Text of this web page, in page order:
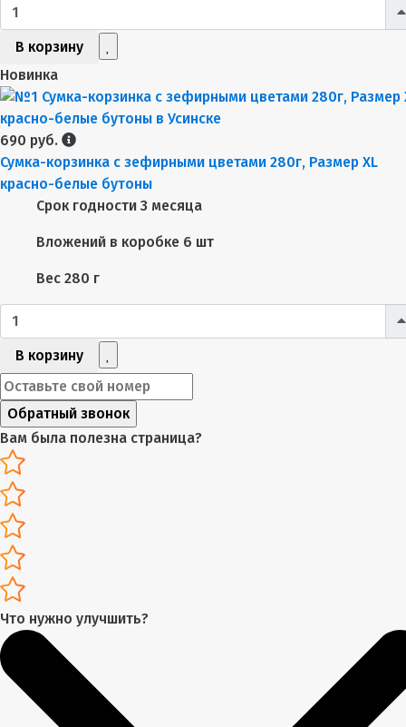
В корзину
Новинка
690 руб.
Сумка-корзинка с зефирными цветами 280г, Размер XL
красно-белые бутоны
Срок годности 3 месяца
Вложений в коробке 6 шт
Вес 280 г
В корзину
Обратный звонок
Вам была полезна страница?
Что нужно улучшить?